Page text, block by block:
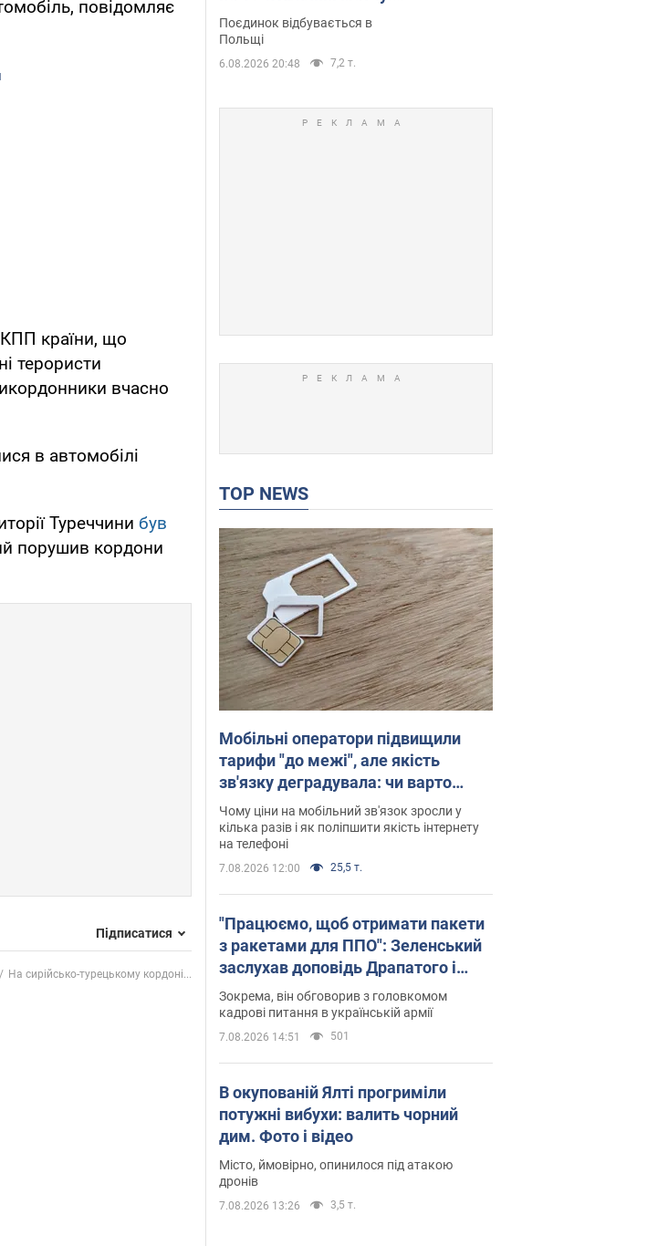
повідомляє
країни, що
терористи
вчасно
в автомобілі
Туреччини був
порушив кордони
Підписатися
На сирійсько-турецькому кордоні...
Відео
Поєдинок відбувається в
Польщі
6.08.2026 20:48 7,2 т.
TOP NEWS
Мобільні оператори підвищили
тарифи "до межі", але якість
зв'язку деградувала: чи варто
скаржитись на ціни
Чому ціни на мобільний зв'язок зросли у
кілька разів і як поліпшити якість інтернету
на телефоні
7.08.2026 12:00 25,5 т.
"Працюємо, щоб отримати пакети
з ракетами для ППО": Зеленський
заслухав доповідь Драпатого і
анонсував нові кроки
Зокрема, він обговорив з головкомом
кадрові питання в українській армії
7.08.2026 14:51 501
В окупованій Ялті прогриміли
потужні вибухи: валить чорний
дим. Фото і відео
Місто, ймовірно, опинилося під атакою
дронів
7.08.2026 13:26 3,5 т.